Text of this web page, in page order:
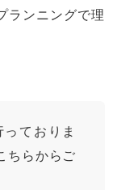
ランニングで理
ておりま
ちらからご